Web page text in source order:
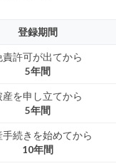
登録期間
責許可が出てから
5年間
産を申し立てから
5年間
手続きを始めてから
10年間